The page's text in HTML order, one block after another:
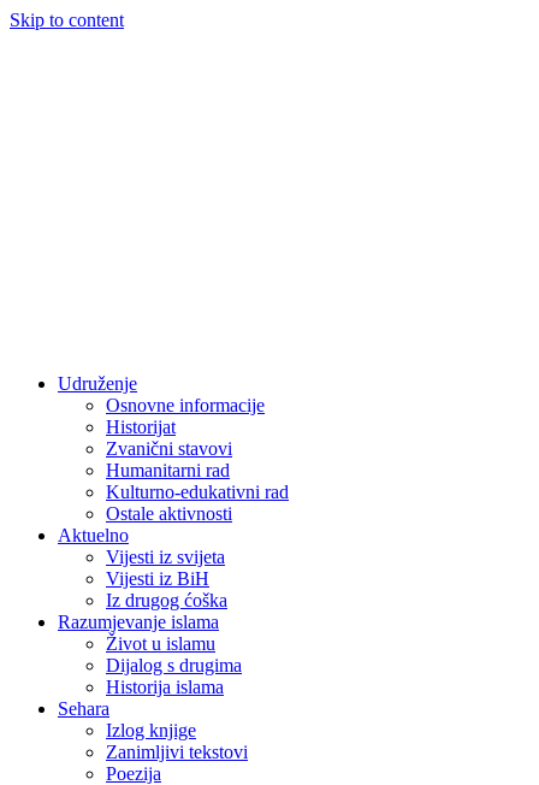
Skip to content
Udruženje
Osnovne informacije
Historijat
Zvanični stavovi
Humanitarni rad
Kulturno-edukativni rad
Ostale aktivnosti
Aktuelno
Vijesti iz svijeta
Vijesti iz BiH
Iz drugog ćoška
Razumjevanje islama
Život u islamu
Dijalog s drugima
Historija islama
Sehara
Izlog knjige
Zanimljivi tekstovi
Poezija